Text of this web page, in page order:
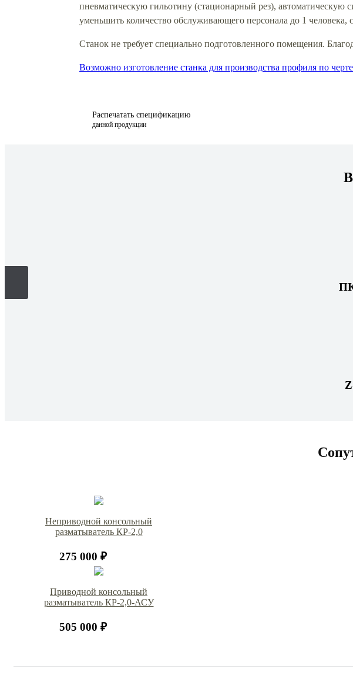
пневматическую гильотину (стационарный рез), автоматическую
уменьшить количество обслуживающего персонала до 1 человека,
Станок не требует специально подготовленного помещения.
Возможно изготовление станка для производства профиля по
Распечатать спецификацию
данной продукции
Неприводной консольный
разматыватель КР-2,0
275 000 ₽
Приводной консольный
разматыватель КР-2,0-АСУ
505 000 ₽